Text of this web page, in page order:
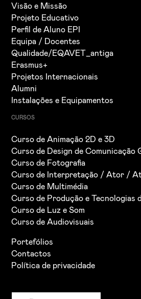
Visão e Missão
Projeto Educativo
Perfil de Aluno EPI
Equipa / Docentes
Qualidade/EQAVET_antiga
Erasmus+
Projetos Internacionais
Alumni
Instalações e Equipamentos
CURSOS
Curso de Animação 2D e 3D
Curso de Design de Comunicação
Curso de Fotografia
Curso de Interpretação / Ator /
Curso de Multimédia
Curso de Produção e Tecnologias
Curso de Luz e Som
Curso de Audiovisuais
Portefólios
Contactos
Política de privacidade